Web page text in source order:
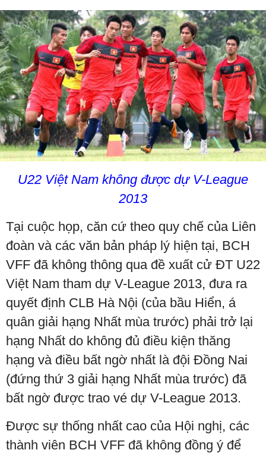
U22 Việt Nam không được dự V-League
2013
Tại cuộc họp, căn cứ theo quy chế của Liên
đoàn và các văn bản pháp lý hiện tại, BCH
VFF đã không thông qua đề xuất cử ĐT U22
Việt Nam tham dự V-League 2013, đưa ra
quyết định CLB Hà Nội (của bầu Hiển, á
quân giải hạng Nhất mùa trước) phải trở lại
hạng Nhất do không đủ điều kiện thăng
hạng và điều bất ngờ nhất là đội Đồng Nai
(đứng thứ 3 giải hạng Nhất mùa trước) đã
bất ngờ được trao vé dự V-League 2013.
Được sự thống nhất cao của Hội nghị, các
thành viên BCH VFF đã không đồng ý để